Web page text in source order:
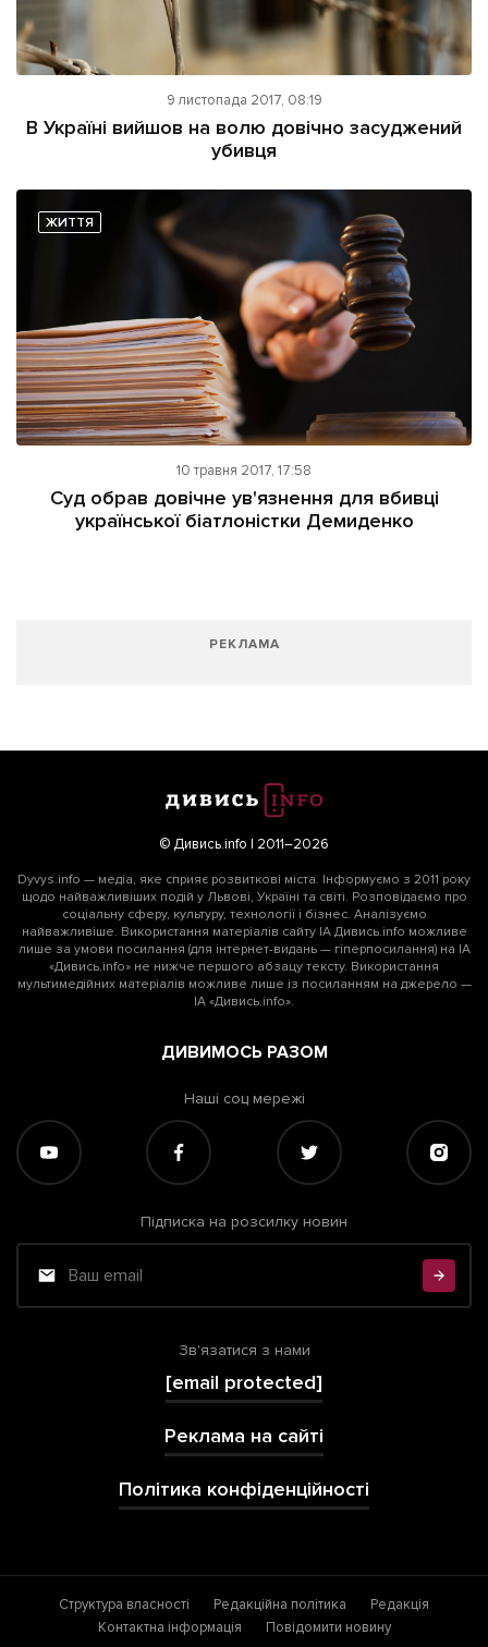
9 листопада 2017, 08:19
В Україні вийшов на волю довічно засуджений
убивця
ЖИТТЯ
10 травня 2017, 17:58
Суд обрав довічне ув'язнення для вбивці
української біатлоністки Демиденко
РЕКЛАМА
© Дивись.info | 2011–2026
Dyvys.info — медіа, яке сприяє розвиткові міста. Інформуємо з 2011 року
щодо найважливіших подій у Львові, Україні та світі. Розповідаємо про
соціальну сферу, культуру, технології і бізнес. Аналізуємо
найважливіше. Використання матеріалів сайту ІА Дивись.info можливе
лише за умови посилання (для інтернет-видань — гіперпосилання) на ІА
«Дивись.info» не нижче першого абзацу тексту. Використання
мультимедійних матеріалів можливе лише із посиланням на джерело —
ІА «Дивись.info».
ДИВИМОСЬ РАЗОМ
Наші соц мережі
Підписка на розсилку новин
Зв'язатися з нами
[email protected]
Реклама на сайті
Політика конфіденційності
Структура власності Редакційна політика
Редакція
Контактна інформація
Повідомити новину